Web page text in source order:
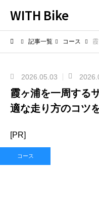
WITH Bike
記事一覧 コース 霞
2026.05.03
霞ヶ浦を一周する
適な走り方のコツ
[PR]
コース